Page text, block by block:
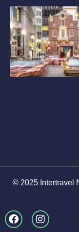
© 2025 Intertravel